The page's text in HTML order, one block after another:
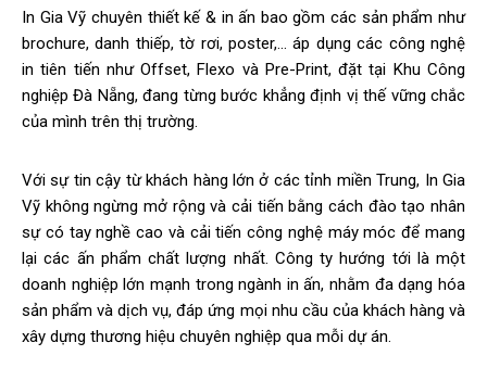
In Gia Vỹ chuyên thiết kế & in ấn bao gồm các sản phẩm như
brochure, danh thiếp, tờ rơi, poster,... áp dụng các công nghệ
in tiên tiến như Offset, Flexo và Pre-Print, đặt tại Khu Công
nghiệp Đà Nẵng, đang từng bước khẳng định vị thế vững chắc
của mình trên thị trường.
Với sự tin cậy từ khách hàng lớn ở các tỉnh miền Trung, In Gia
Vỹ không ngừng mở rộng và cải tiến bằng cách đào tạo nhân
sự có tay nghề cao và cải tiến công nghệ máy móc để mang
lại các ấn phẩm chất lượng nhất. Công ty hướng tới là một
doanh nghiệp lớn mạnh trong ngành in ấn, nhằm đa dạng hóa
sản phẩm và dịch vụ, đáp ứng mọi nhu cầu của khách hàng và
xây dựng thương hiệu chuyên nghiệp qua mỗi dự án.